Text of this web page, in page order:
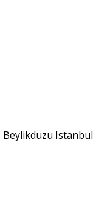
Beylikduzu Istanbul